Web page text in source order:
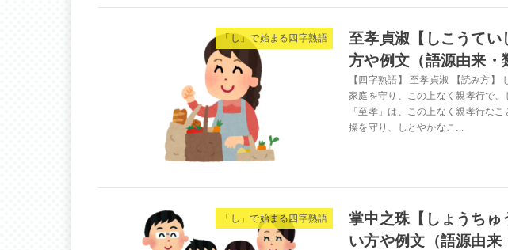
「し」で始まる四字熟語
至孝貞淑【しこうて
方や例文（語源由来・
【四字熟語】 至孝貞淑 【読み方】
家庭を守り、この上なく親孝行で、
「至孝」は、この上なく親孝行な
操を守り、しとやかなこ...
「し」で始まる四字熟語
掌中之珠【しょうち
い方や例文（語源由来